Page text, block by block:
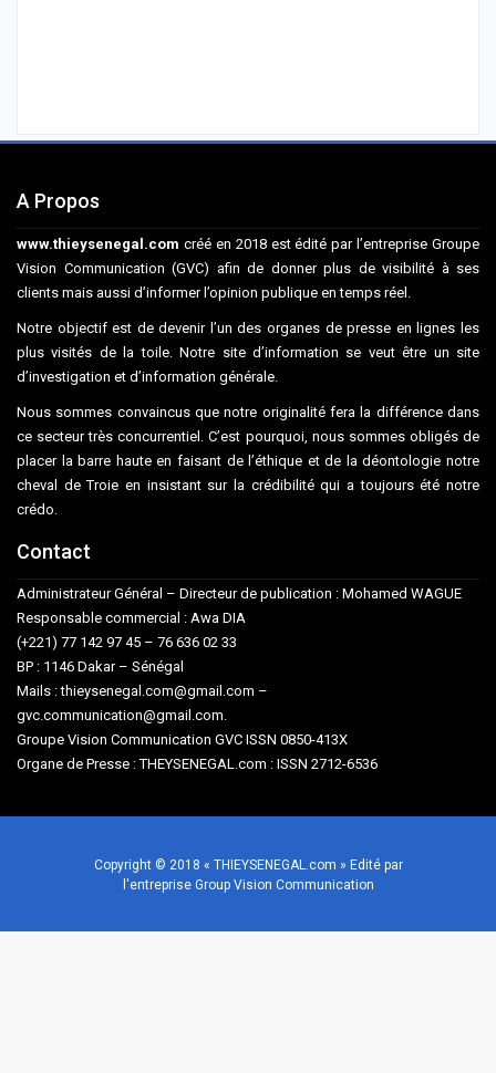
A Propos
www.thieysenegal.com créé en 2018 est édité par l’entreprise Groupe
Vision Communication (GVC) afin de donner plus de visibilité à ses
clients mais aussi d’informer l’opinion publique en temps réel.
Notre objectif est de devenir l’un des organes de presse en lignes les
plus visités de la toile. Notre site d’information se veut être un site
d’investigation et d’information générale.
Nous sommes convaincus que notre originalité fera la différence dans
ce secteur très concurrentiel. C’est pourquoi, nous sommes obligés de
placer la barre haute en faisant de l’éthique et de la déontologie notre
cheval de Troie en insistant sur la crédibilité qui a toujours été notre
crédo.
Contact
Administrateur Général – Directeur de publication : Mohamed WAGUE
Responsable commercial : Awa DIA
(+221) 77 142 97 45 – 76 636 02 33
BP : 1146 Dakar – Sénégal
Mails : thieysenegal.com@gmail.com –
gvc.communication@gmail.com.
Groupe Vision Communication GVC ISSN 0850-413X
Organe de Presse : THEYSENEGAL.com : ISSN 2712-6536
Copyright © 2018 « THIEYSENEGAL.com » Edité par
l'entreprise Group Vision Communication